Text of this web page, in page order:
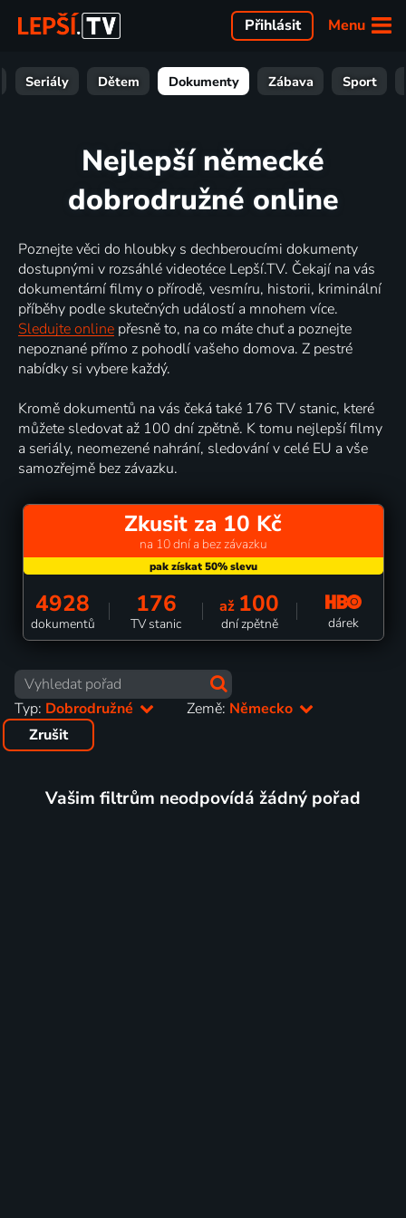
Menu
Přihlásit
Seriály Dětem Dokumenty Zábava Sport
Nejlepší německé
dobrodružné online
Poznejte věci do hloubky s dechberoucími dokumenty
dostupnými v rozsáhlé videotéce Lepší.TV. Čekají na vás
dokumentární filmy o přírodě, vesmíru, historii, kriminální
příběhy podle skutečných událostí a mnohem více.
Sledujte online přesně to, na co máte chuť a poznejte
nepoznané přímo z pohodlí vašeho domova. Z pestré
nabídky si vybere každý.
Kromě dokumentů na vás čeká také 176 TV stanic, které
můžete sledovat až 100 dní zpětně. K tomu nejlepší filmy
a seriály, neomezené nahrání, sledování v celé EU a vše
samozřejmě bez závazku.
Zkusit za 10 Kč
na 10 dní a bez závazku
4928
dokumentů
176
TV stanic
až 100
dní zpětně dárek
Typ: Dobrodružné Země: Německo
Zrušit
Vašim filtrům neodpovídá žádný pořad